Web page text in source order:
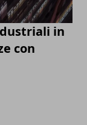
in
con